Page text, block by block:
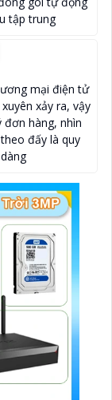
tập trung
mại điện tử
xảy ra, vậy
đơn hàng, nhìn
đấy là quy